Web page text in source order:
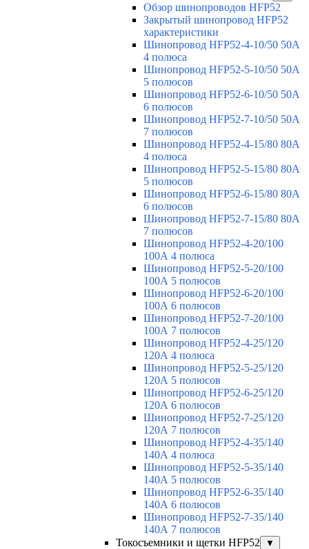
Обзор шинопроводов HFP52
Закрытый шинопровод HFP52
характеристики
Шинопровод HFP52-4-10/50 50A
4 полюса
Шинопровод HFP52-5-10/50 50А
5 полюсов
Шинопровод HFP52-6-10/50 50А
6 полюсов
Шинопровод HFP52-7-10/50 50А
7 полюсов
Шинопровод HFP52-4-15/80 80A
4 полюса
Шинопровод HFP52-5-15/80 80А
5 полюсов
Шинопровод HFP52-6-15/80 80А
6 полюсов
Шинопровод HFP52-7-15/80 80А
7 полюсов
Шинопровод HFP52-4-20/100
100А 4 полюса
Шинопровод HFP52-5-20/100
100А 5 полюсов
Шинопровод HFP52-6-20/100
100А 6 полюсов
Шинопровод HFP52-7-20/100
100А 7 полюсов
Шинопровод HFP52-4-25/120
120А 4 полюса
Шинопровод HFP52-5-25/120
120А 5 полюсов
Шинопровод HFP52-6-25/120
120А 6 полюсов
Шинопровод HFP52-7-25/120
120А 7 полюсов
Шинопровод HFP52-4-35/140
140А 4 полюса
Шинопровод HFP52-5-35/140
140А 5 полюсов
Шинопровод HFP52-6-35/140
140А 6 полюсов
Шинопровод HFP52-7-35/140
140А 7 полюсов
Токосъемники и щетки HFP52
▼